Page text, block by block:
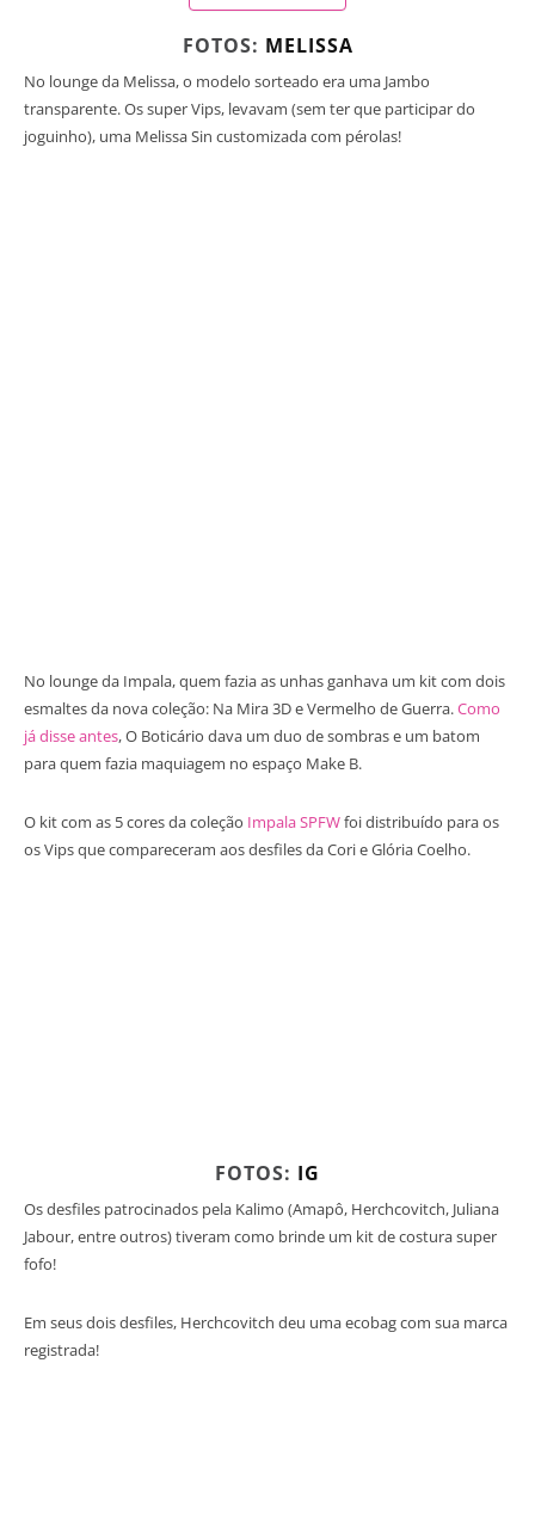
FOTOS: MELISSA
No lounge da Melissa, o modelo sorteado era uma Jambo
transparente. Os super Vips, levavam (sem ter que participar do
joguinho), uma Melissa Sin customizada com pérolas!
No lounge da Impala, quem fazia as unhas ganhava um kit com dois
esmaltes da nova coleção: Na Mira 3D e Vermelho de Guerra.Como
já disse antes, O Boticário dava um duo de sombras e um batom
para quem fazia maquiagem no espaço Make B.
O kit com as 5 cores da coleção Impala SPFWfoi distribuído para os
os Vips que compareceram aos desfiles da Cori e Glória Coelho.
FOTOS: IG
Os desfiles patrocinados pela Kalimo (Amapô, Herchcovitch, Juliana
Jabour, entre outros) tiveram como brinde um kit de costura super
fofo!
Em seus dois desfiles, Herchcovitch deu uma ecobag com sua marca
registrada!